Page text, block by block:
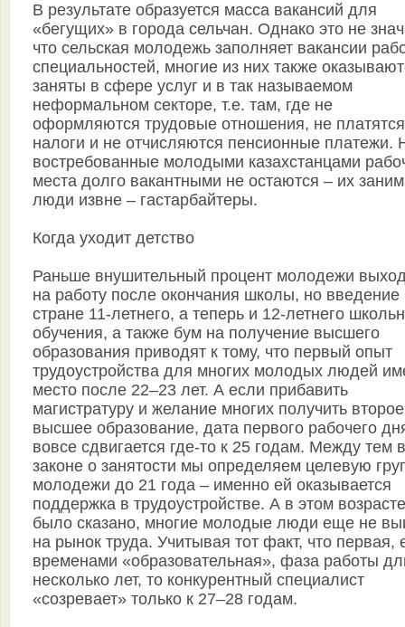
В результате образуется масса вакансий для
«бегущих» в города сельчан. Однако это не
что сельская молодежь заполняет вакансии
специальностей, многие из них также
заняты в сфере услуг и в так называемом
неформальном секторе, т.е. там, где не
оформляются трудовые отношения, не платятся
налоги и не отчисляются пенсионные платежи.
востребованные молодыми казахстанцами
места долго вакантными не остаются – их
люди извне – гастарбайтеры.
Когда уходит детство
Раньше внушительный процент молодежи
на работу после окончания школы, но введение
стране 11-летнего, а теперь и 12-летнего
обучения, а также бум на получение высшего
образования приводят к тому, что первый опыт
трудоустройства для многих молодых людей
место после 22–23 лет. А если прибавить
магистратуру и желание многих получить второе
высшее образование, дата первого рабочего
вовсе сдвигается где-то к 25 годам. Между тем в
законе о занятости мы определяем целевую
молодежи до 21 года – именно ей оказывается
поддержка в трудоустройстве. А в этом
было сказано, многие молодые люди еще не
на рынок труда. Учитывая тот факт, что первая,
временами «образовательная», фаза работы
несколько лет, то конкурентный специалист
«созревает» только к 27–28 годам.